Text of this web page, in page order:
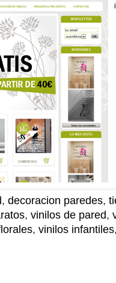
, decoracion paredes,
, vinilos de pared,
, vinilos infantiles